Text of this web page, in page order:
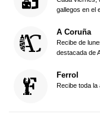
gallegos en el
A Coruña
Recibe de
destacada de
Ferrol
Recibe toda